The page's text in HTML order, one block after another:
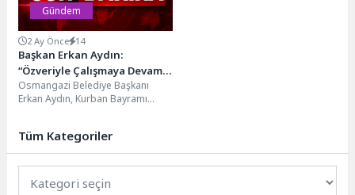
Gündem
2 Ay Önce 14
Başkan Erkan Aydın:
“Özveriyle Çalışmaya Devam
Edeceğiz”
Osmangazi Belediye Başkanı
Erkan Aydın, Kurban Bayramı
dolayısıyla belediye...
Tüm Kategoriler